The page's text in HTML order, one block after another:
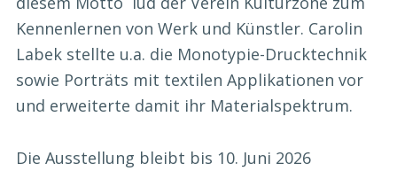
Kennenlernen von Werk und Künstler. Carolin
Labek stellte u.a. die Monotypie-Drucktechnik
sowie Porträts mit textilen Applikationen vor
und erweiterte damit ihr Materialspektrum.
Die Ausstellung bleibt bis 10. Juni 2026